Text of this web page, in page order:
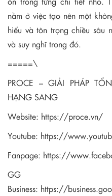
nằm ở việc tạo nên một
hiểu và tôn trọng chiều sâu
và suy nghĩ trong đó.
=====\
PROCE – GIẢI PHÁP
HẠNG SANG
Website: https://proce.vn/
Youtube: https://
Fanpage: https://
GG
Business: https://